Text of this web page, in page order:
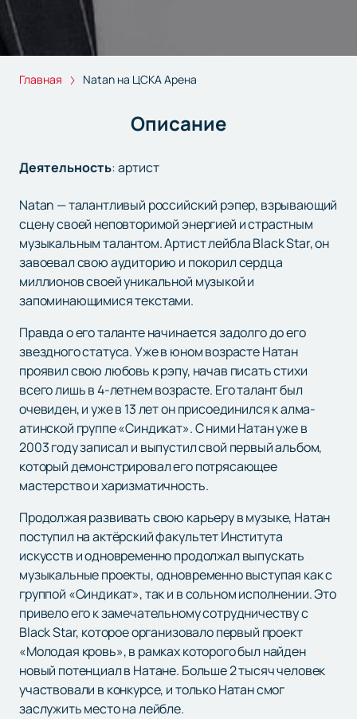
Главная Natan на ЦСКА Арена
Описание
Деятельность:артист
Natan — талантливый российский рэпер, взрывающий
сцену своей неповторимой энергией и страстным
музыкальным талантом. Артист лейбла Black Star, он
завоевал свою аудиторию и покорил сердца
миллионов своей уникальной музыкой и
запоминающимися текстами.
Правда о его таланте начинается задолго до его
звездного статуса. Уже в юном возрасте Натан
проявил свою любовь к рэпу, начав писать стихи
всего лишь в 4-летнем возрасте. Его талант был
очевиден, и уже в 13 лет он присоединился к алма-
атинской группе «Синдикат». С ними Натан уже в
2003 году записал и выпустил свой первый альбом,
который демонстрировал его потрясающее
мастерство и харизматичность.
Продолжая развивать свою карьеру в музыке, Натан
поступил на актёрский факультет Института
искусств и одновременно продолжал выпускать
музыкальные проекты, одновременно выступая как с
группой «Синдикат», так и в сольном исполнении. Это
привело его к замечательному сотрудничеству с
Black Star, которое организовало первый проект
«Молодая кровь», в рамках которого был найден
новый потенциал в Натане. Больше 2 тысяч человек
участвовали в конкурсе, и только Натан смог
заслужить место на лейбле.